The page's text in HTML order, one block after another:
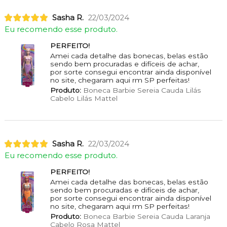
Sasha R. 22/03/2024
Eu recomendo esse produto.
PERFEITO!
Amei cada detalhe das bonecas, belas estão
sendo bem procuradas e difíceis de achar,
por sorte consegui encontrar ainda disponível
no site, chegaram aqui rm SP perfeitas!
Produto:Boneca Barbie Sereia Cauda Lilás
Cabelo Lilás Mattel
Sasha R. 22/03/2024
Eu recomendo esse produto.
PERFEITO!
Amei cada detalhe das bonecas, belas estão
sendo bem procuradas e difíceis de achar,
por sorte consegui encontrar ainda disponível
no site, chegaram aqui rm SP perfeitas!
Produto:Boneca Barbie Sereia Cauda Laranja
Cabelo Rosa Mattel